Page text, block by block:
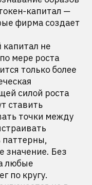
капитал —
фирма создает
не
мере роста
только более
силой роста
ставить
точки между
паттерны,
значение. Без
любые
по кругу.